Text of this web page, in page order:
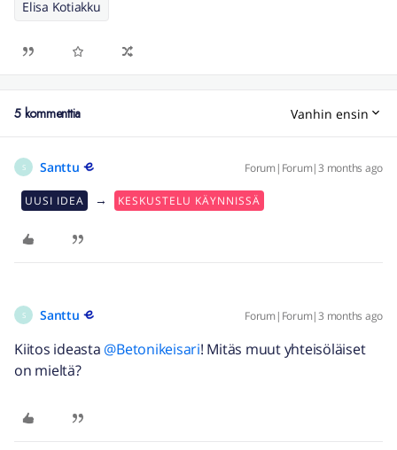
Elisa Kotiakku
5 kommenttia Vanhin ensin
S Santtu Forum|Forum|3 months ago
UUSI IDEA → KESKUSTELU KÄYNNISSÄ
S Santtu Forum|Forum|3 months ago
Kiitos ideasta ​ @Betonikeisari! Mitäs muut yhteisöläiset
on mieltä?